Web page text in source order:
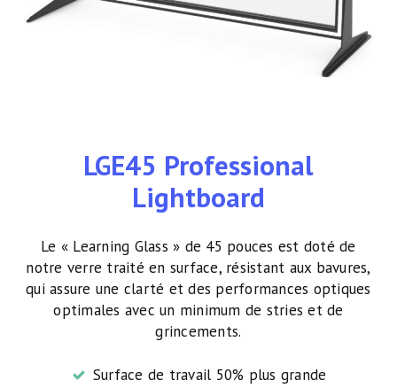
LGE45 Professional
Lightboard
Le « Learning Glass » de 45 pouces est doté de
notre verre traité en surface, résistant aux bavures,
qui assure une clarté et des performances optiques
optimales avec un minimum de stries et de
grincements.
Surface de travail 50% plus grande